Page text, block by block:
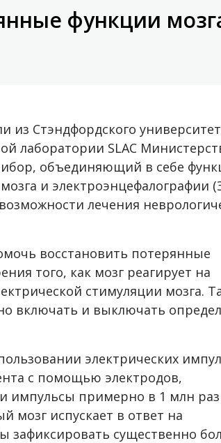
функции
из Стэндфордского
лаборатории SLAC
объединяющий в себе
и электроэнцефалографии
лечения
восстановить потерянные
того, как мозг реагирует на
стимуляции мозга.
включать и выключать
электрических
с помощью электродов,
импульсы примерно в 1 млн раз
мозг испускает в ответ на
зафиксировать существенно